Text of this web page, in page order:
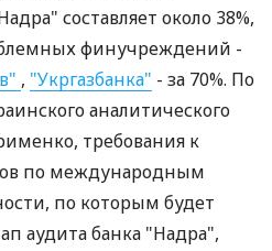
составляет около 38%,
финучреждений -
, "Укргазбанка" - за 70%. По
аналитического
требования к
по международным
по которым будет
аудита банка "Надра",